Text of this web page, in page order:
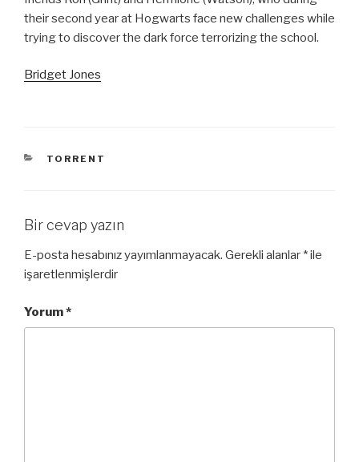
their second year at Hogwarts face new challenges while
trying to discover the dark force terrorizing the school.
Bridget Jones
KATEGORILER
TORRENT
Bir cevap yazın
E-posta hesabınız yayımlanmayacak. Gerekli alanlar *ile
işaretlenmişlerdir
Yorum*